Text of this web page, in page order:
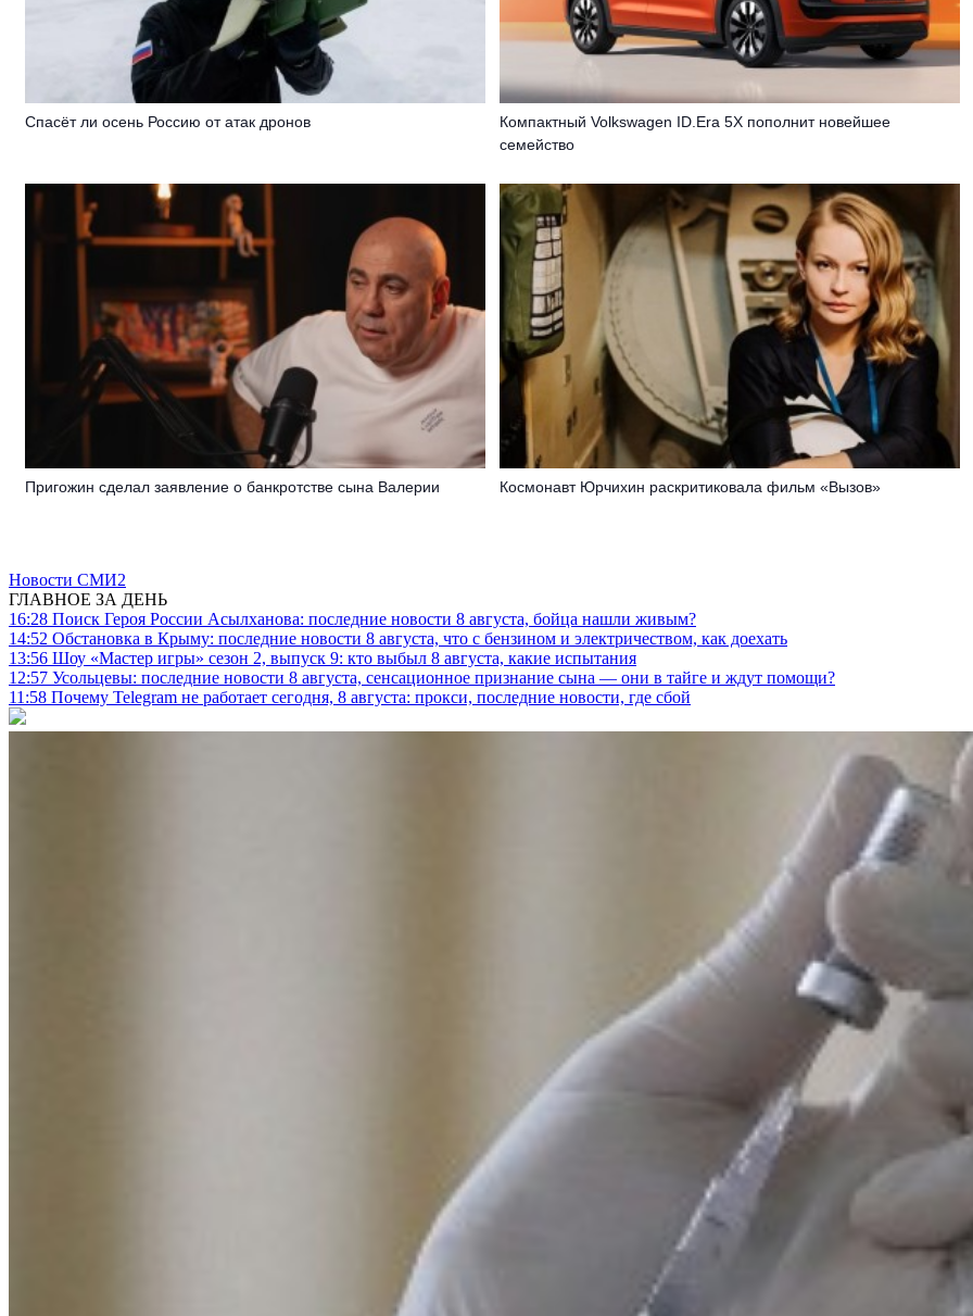
Спасёт ли осень Россию от атак дронов
Компактный Volkswagen ID.Era 5X пополнит новейшее
семейство
Пригожин сделал заявление о банкротстве сына Валерии Космонавт Юрчихин раскритиковала фильм «Вызов»
Новости СМИ2
ГЛАВНОЕ ЗА ДЕНЬ
16:28 Поиск Героя России Асылханова: последние новости 8 августа, бойца нашли живым?
14:52 Обстановка в Крыму: последние новости 8 августа, что с бензином и электричеством, как доехать
13:56 Шоу «Мастер игры» сезон 2, выпуск 9: кто выбыл 8 августа, какие испытания
12:57 Усольцевы: последние новости 8 августа, сенсационное признание сына — они в тайге и ждут помощи?
11:58 Почему Telegram не работает сегодня, 8 августа: прокси, последние новости, где сбой